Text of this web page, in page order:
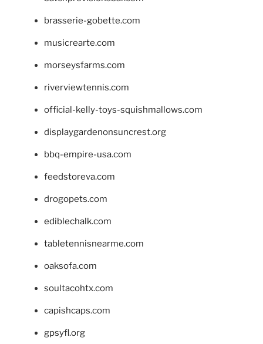
brasserie-gobette.com
musicrearte.com
morseysfarms.com
riverviewtennis.com
official-kelly-toys-squishmallows.com
displaygardenonsuncrest.org
bbq-empire-usa.com
feedstoreva.com
drogopets.com
ediblechalk.com
tabletennisnearme.com
oaksofa.com
soultacohtx.com
capishcaps.com
gpsyfl.org